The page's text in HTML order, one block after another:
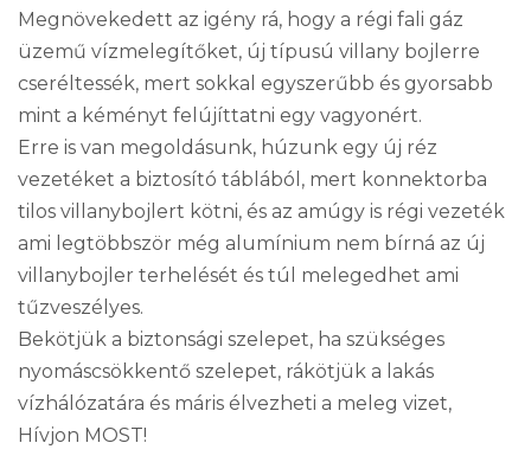
Megnövekedett az igény rá, hogy a régi fali gáz
üzemű vízmelegítőket, új típusú villany bojlerre
cseréltessék, mert sokkal egyszerűbb és gyorsabb
mint a kéményt felújíttatni egy vagyonért.
Erre is van megoldásunk, húzunk egy új réz
vezetéket a biztosító táblából, mert konnektorba
tilos villanybojlert kötni, és az amúgy is régi vezeték
ami legtöbbször még alumínium nem bírná az új
villanybojler terhelését és túl melegedhet ami
tűzveszélyes.
Bekötjük a biztonsági szelepet, ha szükséges
nyomáscsökkentő szelepet, rákötjük a lakás
vízhálózatára és máris élvezheti a meleg vizet,
Hívjon MOST!